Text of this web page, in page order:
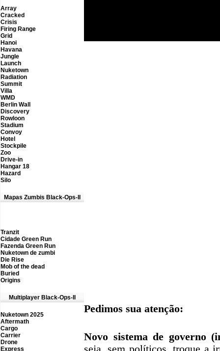
Array
Cracked
Crisis
Firing Range
Grid
Hanoi
Havana
Jungle
Launch
Nuketown
Radiation
Summit
Villa
WMD
Berlin Wall
Discovery
Rowloon
Stadium
Convoy
Hotel
Stockpile
Zoo
Drive-in
Hangar 18
Hazard
Silo
Mapas Zumbis Black-Ops-II
Tranzit
Cidade Green Run
Fazenda Green Run
Nuketown de zumbi
Die Rise
Mob of the dead
Buried
Origins
Multiplayer Black-Ops-II
Nuketown 2025
Aftermath
Cargo
Carrier
Drone
Express
Pedimos sua atenção:
Novo sistema de governo